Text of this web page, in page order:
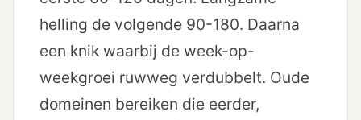
helling de volgende 90-180. Daarna
een knik waarbij de week-op-
weekgroei ruwweg verdubbelt. Oude
domeinen bereiken die eerder,